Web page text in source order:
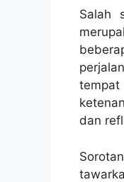
Salah
tempat
dan